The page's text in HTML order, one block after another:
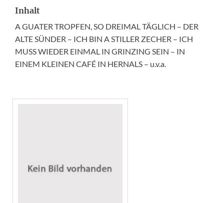
Inhalt
A GUATER TROPFEN, SO DREIMAL TÄGLICH – DER
ALTE SÜNDER – ICH BIN A STILLER ZECHER – ICH
MUSS WIEDER EINMAL IN GRINZING SEIN – IN
EINEM KLEINEN CAFÉ IN HERNALS – u.v.a.